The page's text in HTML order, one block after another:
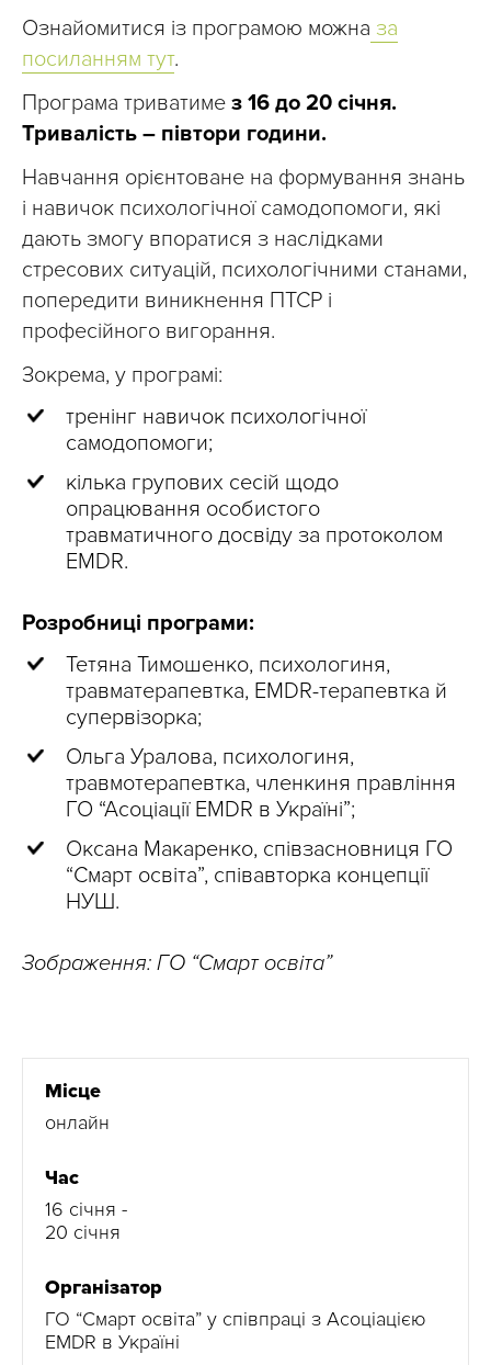
Ознайомитися із програмою можна за
посиланням тут.
Програма триватиме з 16 до 20 січня.
Тривалість – півтори години.
Навчання орієнтоване на формування знань
і навичок психологічної самодопомоги, які
дають змогу впоратися з наслідками
стресових ситуацій, психологічними станами,
попередити виникнення ПТСР і
професійного вигорання.
Зокрема, у програмі:
тренінг навичок психологічної
самодопомоги;
кілька групових сесій щодо
опрацювання особистого
травматичного досвіду за протоколом
EMDR.
Розробниці програми:
Тетяна Тимошенко, психологиня,
травматерапевтка, EMDR-терапевтка й
супервізорка;
Ольга Уралова, психологиня,
травмотерапевтка, членкиня правління
ГО “Асоціації EMDR в Україні”;
Оксана Макаренко, співзасновниця ГО
“Смарт освіта”, співавторка концепції
НУШ.
Зображення: ГО “Смарт освіта”
Місце
онлайн
Час
16 січня -
20 січня
Організатор
ГО “Смарт освіта” у співпраці з Асоціацією
EMDR в Україні